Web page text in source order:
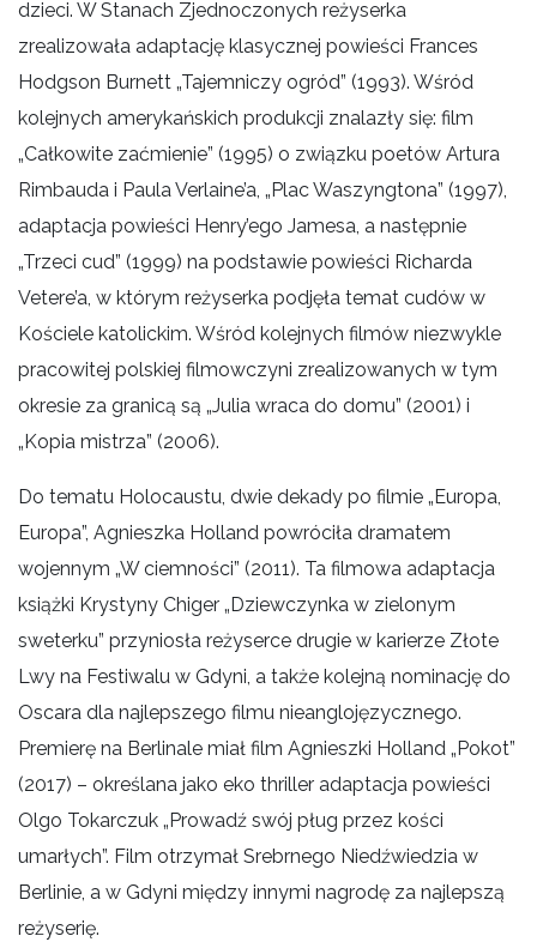
dzieci. W Stanach Zjednoczonych reżyserka
zrealizowała adaptację klasycznej powieści Frances
Hodgson Burnett „Tajemniczy ogród” (1993). Wśród
kolejnych amerykańskich produkcji znalazły się: film
„Całkowite zaćmienie” (1995) o związku poetów Artura
Rimbauda i Paula Verlaine’a, „Plac Waszyngtona” (1997),
adaptacja powieści Henry’ego Jamesa, a następnie
„Trzeci cud” (1999) na podstawie powieści Richarda
Vetere’a, w którym reżyserka podjęła temat cudów w
Kościele katolickim. Wśród kolejnych filmów niezwykle
pracowitej polskiej filmowczyni zrealizowanych w tym
okresie za granicą są „Julia wraca do domu” (2001) i
„Kopia mistrza” (2006).
Do tematu Holocaustu, dwie dekady po filmie „Europa,
Europa”, Agnieszka Holland powróciła dramatem
wojennym „W ciemności” (2011). Ta filmowa adaptacja
książki Krystyny Chiger „Dziewczynka w zielonym
sweterku” przyniosła reżyserce drugie w karierze Złote
Lwy na Festiwalu w Gdyni, a także kolejną nominację do
Oscara dla najlepszego filmu nieanglojęzycznego.
Premierę na Berlinale miał film Agnieszki Holland „Pokot”
(2017) – określana jako eko thriller adaptacja powieści
Olgo Tokarczuk „Prowadź swój pług przez kości
umarłych”. Film otrzymał Srebrnego Niedźwiedzia w
Berlinie, a w Gdyni między innymi nagrodę za najlepszą
reżyserię.